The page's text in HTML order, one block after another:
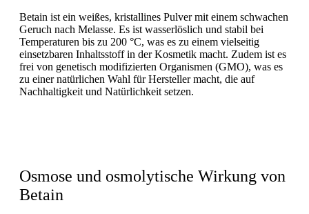
Betain ist ein weißes, kristallines Pulver mit einem schwachen
Geruch nach Melasse. Es ist wasserlöslich und stabil bei
Temperaturen bis zu 200 °C, was es zu einem vielseitig
einsetzbaren Inhaltsstoff in der Kosmetik macht. Zudem ist es
frei von genetisch modifizierten Organismen (GMO), was es
zu einer natürlichen Wahl für Hersteller macht, die auf
Nachhaltigkeit und Natürlichkeit setzen.
Osmose und osmolytische Wirkung von
Betain